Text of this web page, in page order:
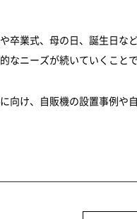
卒業式、母の日、誕生日
なニーズが続いていくことで
向け、自販機の設置事例や